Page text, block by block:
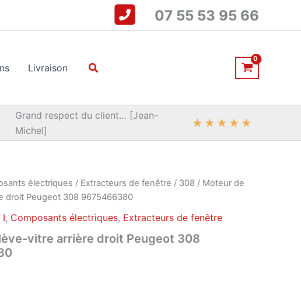
07 55 53 95 66
Livraison Rechercher
Grand respect du client… [Jean-
Michel]
★ ★ ★ ★ ★
électriques / Extracteurs de fenêtre / 308 / Moteur de
droit Peugeot 308 9675466380
I, Composants électriques, Extracteurs de fenêtre
vitre arrière droit Peugeot 308